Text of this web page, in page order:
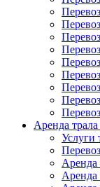
Аренда трала
Услуги
Аренда
Аренда